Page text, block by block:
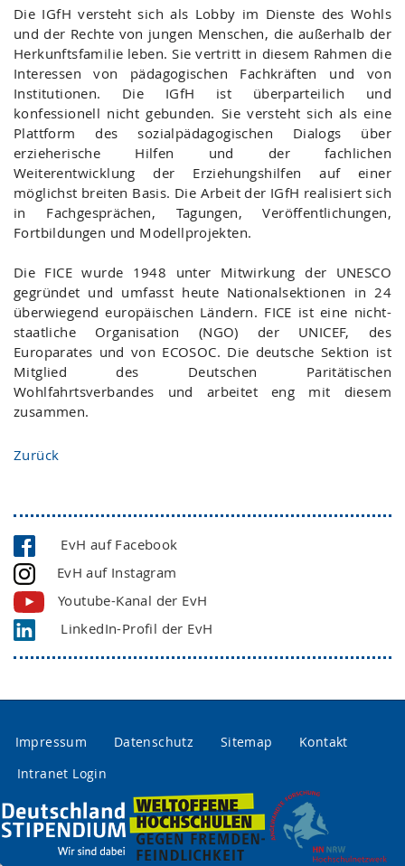
Die IGfH versteht sich als Lobby im Dienste des Wohls
und der Rechte von jungen Menschen, die außerhalb der
Herkunftsfamilie leben. Sie vertritt in diesem Rahmen die
Interessen von pädagogischen Fachkräften und von
Institutionen. Die IGfH ist überparteilich und
konfessionell nicht gebunden. Sie versteht sich als eine
Plattform des sozialpädagogischen Dialogs über
erzieherische Hilfen und der fachlichen
Weiterentwicklung der Erziehungshilfen auf einer
möglichst breiten Basis. Die Arbeit der IGfH realisiert sich
in Fachgesprächen, Tagungen, Veröffentlichungen,
Fortbildungen und Modellprojekten.
Die FICE wurde 1948 unter Mitwirkung der UNESCO
gegründet und umfasst heute Nationalsektionen in 24
überwiegend europäischen Ländern. FICE ist eine nicht-
staatliche Organisation (NGO) der UNICEF, des
Europarates und von ECOSOC. Die deutsche Sektion ist
Mitglied des Deutschen Paritätischen
Wohlfahrtsverbandes und arbeitet eng mit diesem
zusammen.
Zurück
EvH auf Facebook
EvH auf Instagram
Youtube-Kanal der EvH
LinkedIn-Profil der EvH
Impressum Datenschutz Sitemap
Kontakt
Intranet Login